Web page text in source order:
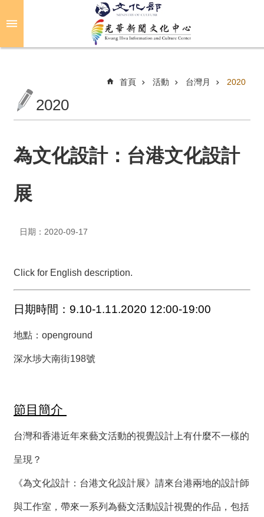
關
光
華
動
薦
聞
友
入
華
首頁 活動 台灣月 2020
2020
為文化設計：台港文化設計
展
日期：2020-09-17
Click for English description.
日期時間：9.10-1.11.2020 12:00-19:00
地點： openground
深水埗大南街198號
節目簡介
台灣和香港近年來藝文活動的視覺設計上有什麼不一樣的
呈現？
《為文化設計：台港文化設計展》請來台港兩地的設計師
與工作室，帶來一系列為藝文活動設計視覺的作品，包括